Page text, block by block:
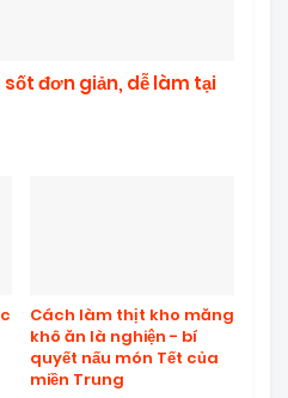
đơn giản, dễ làm tại
Cách làm thịt kho măng
khô ăn là nghiện - bí
quyết nấu món Tết của
miền Trung